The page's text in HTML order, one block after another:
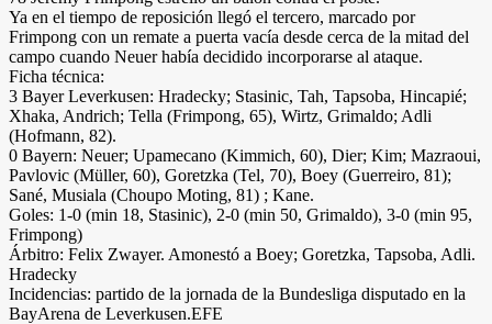
Ya en el tiempo de reposición llegó el tercero, marcado por
Frimpong con un remate a puerta vacía desde cerca de la mitad del
campo cuando Neuer había decidido incorporarse al ataque.
Ficha técnica:
3 Bayer Leverkusen: Hradecky; Stasinic, Tah, Tapsoba, Hincapié;
Xhaka, Andrich; Tella (Frimpong, 65), Wirtz, Grimaldo; Adli
(Hofmann, 82).
0 Bayern: Neuer; Upamecano (Kimmich, 60), Dier; Kim; Mazraoui,
Pavlovic (Müller, 60), Goretzka (Tel, 70), Boey (Guerreiro, 81);
Sané, Musiala (Choupo Moting, 81) ; Kane.
Goles: 1-0 (min 18, Stasinic), 2-0 (min 50, Grimaldo), 3-0 (min 95,
Frimpong)
Árbitro: Felix Zwayer. Amonestó a Boey; Goretzka, Tapsoba, Adli.
Hradecky
Incidencias: partido de la jornada de la Bundesliga disputado en la
BayArena de Leverkusen.EFE